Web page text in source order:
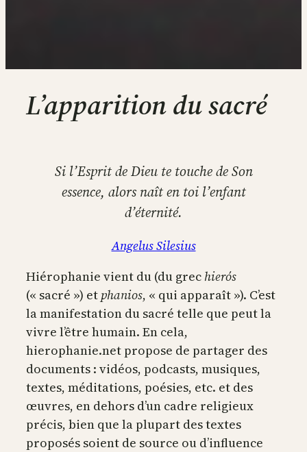
L’apparition du sacré
Si l’Esprit de Dieu te touche de Son
essence, alors naît en toi l’enfant
d’éternité.
Angelus Silesius
Hiérophanie vient du (du grec hierós
(« sacré ») et phanios, « qui apparaît »). C’est
la manifestation du sacré telle que peut la
vivre l’être humain. En cela,
hierophanie.net propose de partager des
documents : vidéos, podcasts, musiques,
textes, méditations, poésies, etc. et des
œuvres, en dehors d’un cadre religieux
précis, bien que la plupart des textes
proposés soient de source ou d’influence